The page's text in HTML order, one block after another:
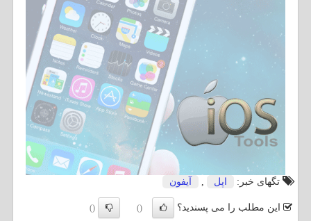
تگهای خبر: اپل آیفون
این مطلب را می پسندید؟ ()
()